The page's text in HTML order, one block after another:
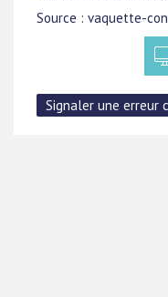
Source : vaquette-